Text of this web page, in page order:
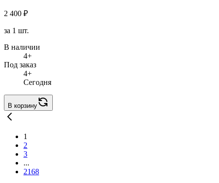
2 400 ₽
за 1 шт.
В наличии
4+
Под заказ
4+
Сегодня
В корзину
1
2
3
...
2168